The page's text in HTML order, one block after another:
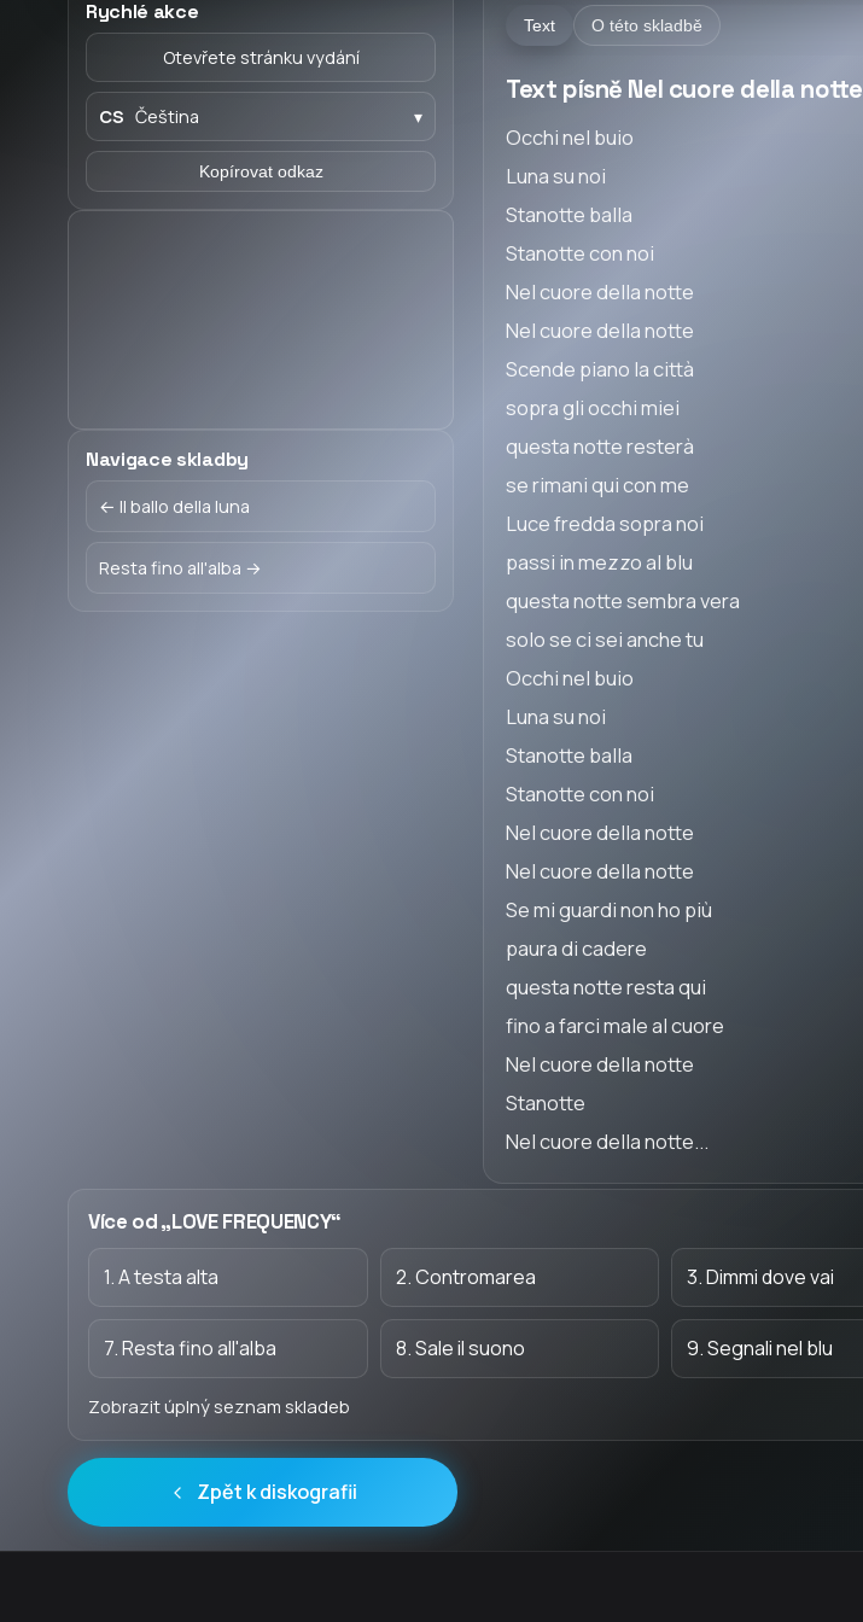
Rychlé akce
Otevřete stránku vydání
CS Čeština ▾
Kopírovat odkaz
Navigace skladby
← Il ballo della luna
Resta fino all'alba →
Text O této skladbě
Text písně Nel cuore della notte
Occhi nel buio
Luna su noi
Stanotte balla
Stanotte con noi
Nel cuore della notte
Nel cuore della notte
Scende piano la città
sopra gli occhi miei
questa notte resterà
se rimani qui con me
Luce fredda sopra noi
passi in mezzo al blu
questa notte sembra vera
solo se ci sei anche tu
Occhi nel buio
Luna su noi
Stanotte balla
Stanotte con noi
Nel cuore della notte
Nel cuore della notte
Se mi guardi non ho più
paura di cadere
questa notte resta qui
fino a farci male al cuore
Nel cuore della notte
Stanotte
Nel cuore della notte...
Více od „LOVE FREQUENCY“
1. A testa alta 2. Contromarea 3. Dimmi dove vai
7. Resta fino all'alba 8. Sale il suono 9. Segnali nel blu
Zobrazit úplný seznam skladeb
Zpět k diskografii